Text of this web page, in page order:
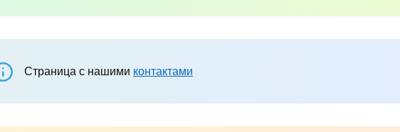
Страница с нашими контактами